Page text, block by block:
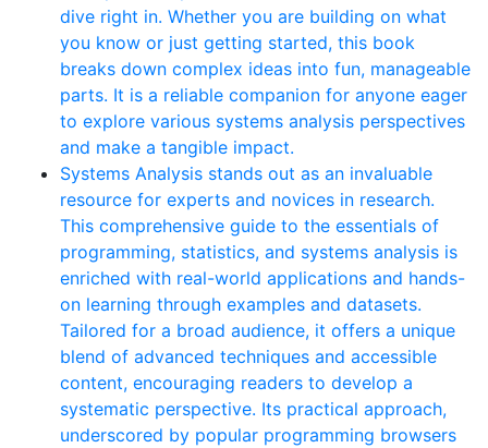
dive right in. Whether you are building on what
you know or just getting started, this book
breaks down complex ideas into fun, manageable
parts. It is a reliable companion for anyone eager
to explore various systems analysis perspectives
and make a tangible impact.
Systems Analysis stands out as an invaluable
resource for experts and novices in research.
This comprehensive guide to the essentials of
programming, statistics, and systems analysis is
enriched with real-world applications and hands-
on learning through examples and datasets.
Tailored for a broad audience, it offers a unique
blend of advanced techniques and accessible
content, encouraging readers to develop a
systematic perspective. Its practical approach,
underscored by popular programming browsers